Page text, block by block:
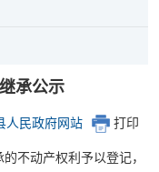
承公示
人民政府网站 打印
不动产权利予以登记，